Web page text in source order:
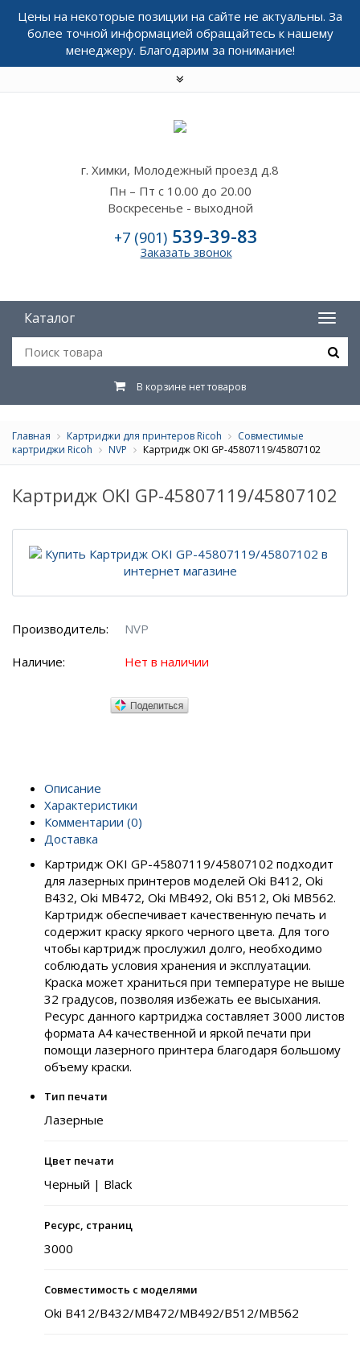
Цены на некоторые позиции на сайте не актуальны. За
более точной информацией обращайтесь к нашему
менеджеру. Благодарим за понимание!
г. Химки, Молодежный проезд д.8
Пн – Пт с 10.00 до 20.00
Воскресенье - выходной
+7 (901) 539-39-83
Заказать звонок
Каталог
В корзине нет товаров
Главная Картриджи для принтеров Ricoh
Совместимые
картриджи Ricoh
NVP Картридж OKI GP-45807119/45807102
Картридж OKI GP-45807119/45807102
Производитель: NVP
Наличие: Нет в наличии
Описание
Характеристики
Комментарии (0)
Доставка
Картридж OKI GP-45807119/45807102 подходит
для лазерных принтеров моделей Oki B412, Oki
B432, Oki MB472, Oki MB492, Oki B512, Oki MB562.
Картридж обеспечивает качественную печать и
содержит краску яркого черного цвета. Для того
чтобы картридж прослужил долго, необходимо
соблюдать условия хранения и эксплуатации.
Краска может храниться при температуре не выше
32 градусов, позволяя избежать ее высыхания.
Ресурс данного картриджа составляет 3000 листов
формата А4 качественной и яркой печати при
помощи лазерного принтера благодаря большому
объему краски.
Тип печати
Лазерные
Цвет печати
Черный | Black
Ресурс, страниц
3000
Совместимость с моделями
Oki B412/B432/MB472/MB492/B512/MB562